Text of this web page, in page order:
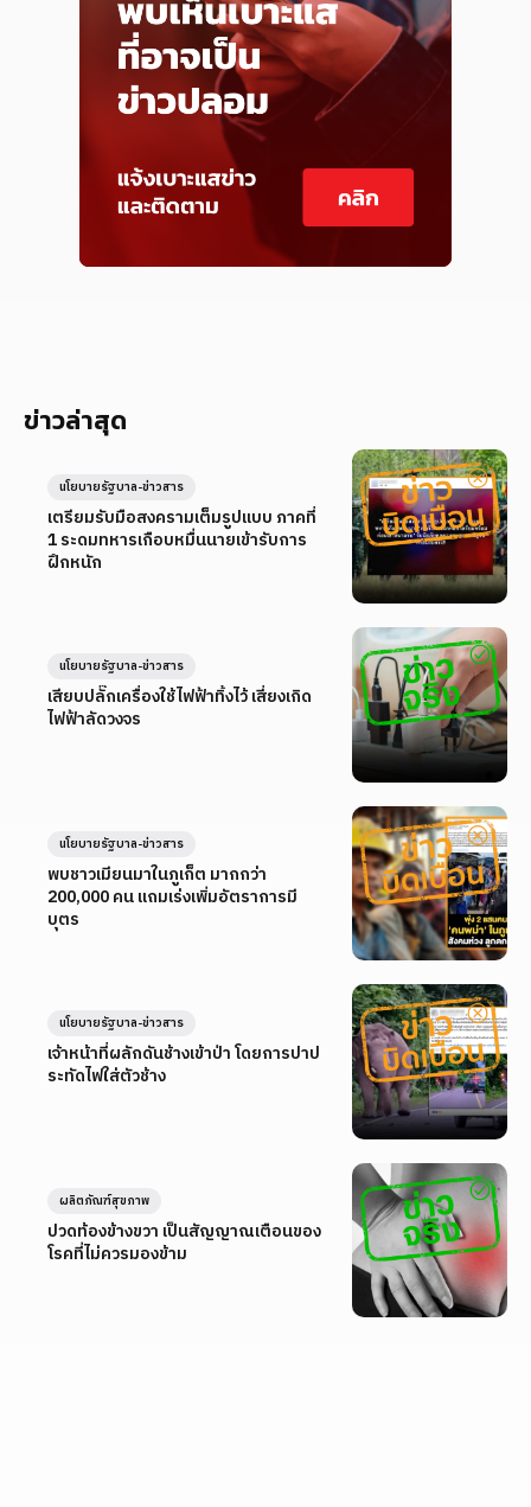
ข่าวล่าสุด
เตรียมรับมือสงครามเต็มรูปแบบ ภาคที่
1 ระดมทหารเกือบหมื่นนายเข้ารับการ
ฝึกหนัก
นโยบายรัฐบาล-ข่าวสาร
เสียบปลั๊กเครื่องใช้ไฟฟ้าทิ้งไว้ เสี่ยงเกิด
ไฟฟ้าลัดวงจร
นโยบายรัฐบาล-ข่าวสาร
พบชาวเมียนมาในภูเก็ต มากกว่า
200,000 คน แถมเร่งเพิ่มอัตราการมี
บุตร
นโยบายรัฐบาล-ข่าวสาร
เจ้าหน้าที่ผลักดันช้างเข้าป่า โดยการปาป
ระทัดไฟใส่ตัวช้าง
นโยบายรัฐบาล-ข่าวสาร
ปวดท้องข้างขวา เป็นสัญญาณเตือนของ
โรคที่ไม่ควรมองข้าม
ผลิตภัณฑ์สุขภาพ